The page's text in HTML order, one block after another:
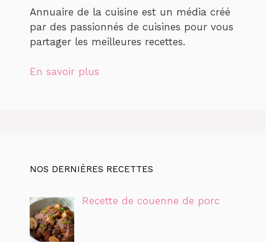
Annuaire de la cuisine est un média créé
par des passionnés de cuisines pour vous
partager les meilleures recettes.
En savoir plus
NOS DERNIÈRES RECETTES
Recette de couenne de porc